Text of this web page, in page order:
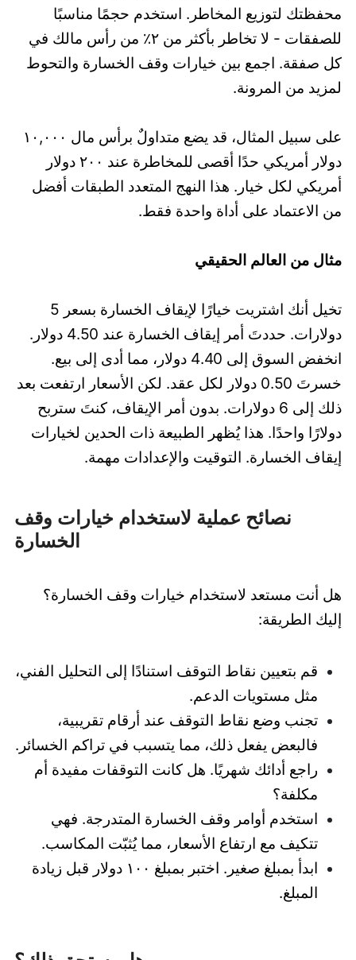
محفظتك لتوزيع المخاطر. استخدم حجمًا مناسبًا
للصفقات - لا تخاطر بأكثر من ٢٪ من رأس مالك في
كل صفقة. اجمع بين خيارات وقف الخسارة والتحوط
لمزيد من المرونة.
على سبيل المثال، قد يضع متداولٌ برأس مال ١٠,٠٠٠
دولار أمريكي حدًا أقصى للمخاطرة عند ٢٠٠ دولار
أمريكي لكل خيار. هذا النهج المتعدد الطبقات أفضل
من الاعتماد على أداة واحدة فقط.
مثال من العالم الحقيقي
تخيل أنك اشتريت خيارًا لإيقاف الخسارة بسعر 5
دولارات. حددتَ أمر إيقاف الخسارة عند 4.50 دولار.
انخفض السوق إلى 4.40 دولار، مما أدى إلى بيع.
خسرتَ 0.50 دولار لكل عقد. لكن الأسعار ارتفعت بعد
ذلك إلى 6 دولارات. بدون أمر الإيقاف، كنتَ ستربح
دولارًا واحدًا. هذا يُظهر الطبيعة ذات الحدين لخيارات
إيقاف الخسارة. التوقيت والإعدادات مهمة.
نصائح عملية لاستخدام خيارات وقف
الخسارة
هل أنت مستعد لاستخدام خيارات وقف الخسارة؟
إليك الطريقة:
قم بتعيين نقاط التوقف استنادًا إلى التحليل الفني،
مثل مستويات الدعم.
تجنب وضع نقاط التوقف عند أرقام تقريبية،
فالبعض يفعل ذلك، مما يتسبب في تراكم الخسائر.
راجع أدائك شهريًا. هل كانت التوقفات مفيدة أم
مكلفة؟
استخدم أوامر وقف الخسارة المتدرجة. فهي
تتكيف مع ارتفاع الأسعار، مما يُثبّت المكاسب.
ابدأ بمبلغ صغير. اختبر بمبلغ ١٠٠ دولار قبل زيادة
المبلغ.